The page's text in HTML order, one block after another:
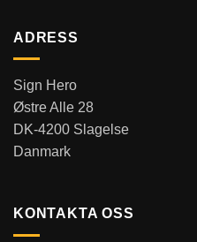
ADRESS
Sign Hero
Østre Alle 28
DK-4200 Slagelse
Danmark
KONTAKTA OSS